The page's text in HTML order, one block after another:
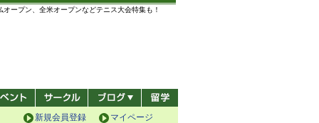
ープン、全米オープンなどテニス大会特集も！
マイページ
新規会員登録